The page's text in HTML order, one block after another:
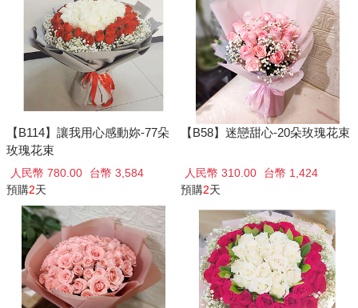
【B114】讓我用心感動妳-77朵
玫瑰花束
人民幣 780.00
台幣 3,584
預購2天
【B58】迷戀甜心-20朵玫瑰花束
人民幣 310.00
台幣 1,424
預購2天